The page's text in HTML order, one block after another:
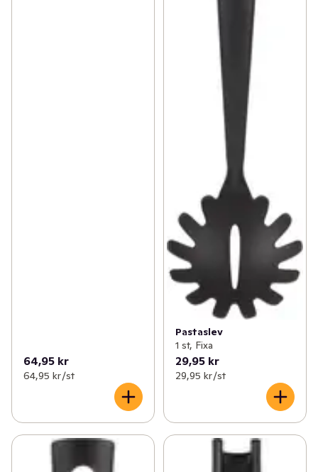
64,95 kr
64,95 kr /st
Pastaslev
1 st, Fixa
29,95 kr
29,95 kr /st